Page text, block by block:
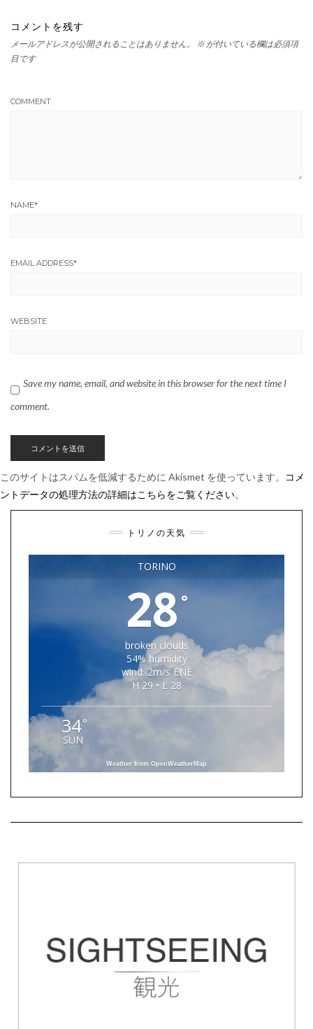
コメントを残す
メールアドレスが公開されることはありません。 ※ が付いている欄は必須項
目です
COMMENT
NAME*
EMAIL ADDRESS*
WEBSITE
Save my name, email, and website in this browser for the next time I
comment.
このサイトはスパムを低減するために Akismet を使っています。
コメ
ントデータの処理方法の詳細はこちらをご覧ください。
トリノの天気
TORINO
28 °
broken clouds
54% humidity
wind: 2m/s ENE
H 29 • L 28
34°
SUN
Weather from OpenWeatherMap